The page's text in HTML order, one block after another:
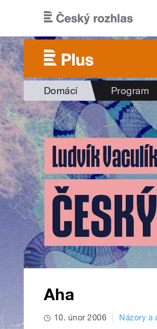
Domácí Program
Aha
10. únor 2006 Názory a